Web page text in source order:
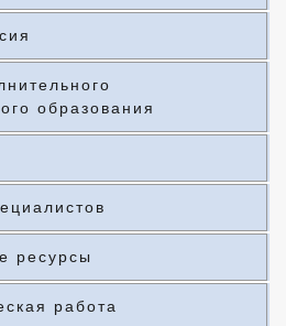
образования
ресурсы
работа